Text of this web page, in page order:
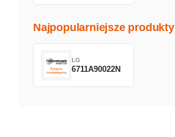
Najpopularniejsze produkty
LG
6711A90022N